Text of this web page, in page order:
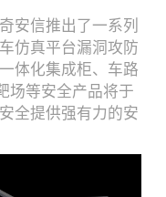
安信推出了一系列
仿真平台漏洞攻防
体化集成柜、车路
场等安全产品将于
全提供强有力的安